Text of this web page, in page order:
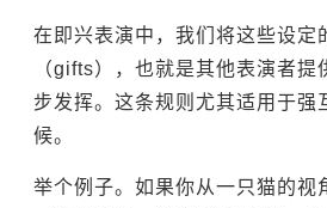
在即兴表演中，我们将这些设定
（gifts），也就是其他表演者提
步发挥。这条规则尤其适用于强
候。
举个例子。如果你从一只猫的视